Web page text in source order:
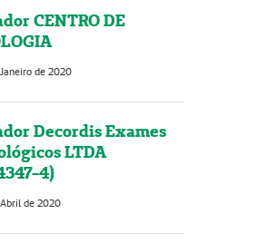
CENTRO DE
de 2020
Decordis Exames
LTDA
4)
de 2020